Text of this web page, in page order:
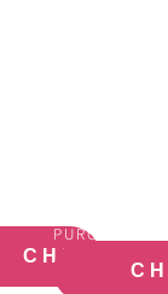
CHECK
PURCHASE